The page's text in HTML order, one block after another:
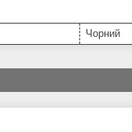
Чорний